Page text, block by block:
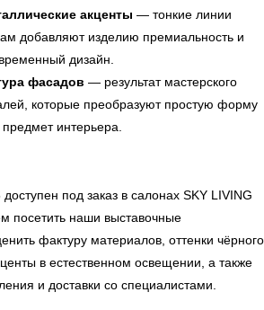
акценты — тонкие линии
добавляют изделию премиальность и
дизайн.
фасадов — результат мастерского
которые преобразуют простую форму
интерьера.
под заказ в салонах SKY LIVING
посетить наши выставочные
фактуру материалов, оттенки чёрного
в естественном освещении, а также
и доставки со специалистами.